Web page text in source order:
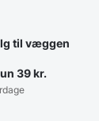
til væggen
39 kr.